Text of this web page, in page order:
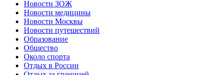
Новости ЗОЖ
Новости медицины
Новости Москвы
Новости путешествий
Образование
Общество
Около спорта
Отдых в России